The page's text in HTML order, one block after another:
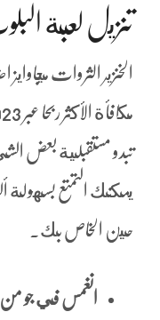
تنزيل لعبة
الخنزير الثروات
يمكنك التمتع بسهولة
حين الخاص بك.
انغمس في جو من